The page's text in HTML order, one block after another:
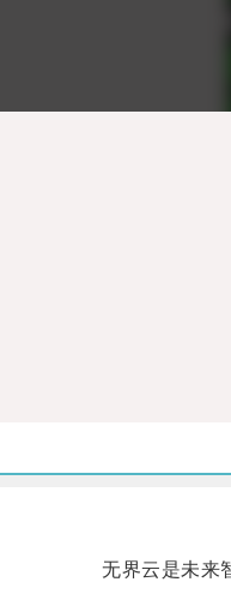
无界云是未来智